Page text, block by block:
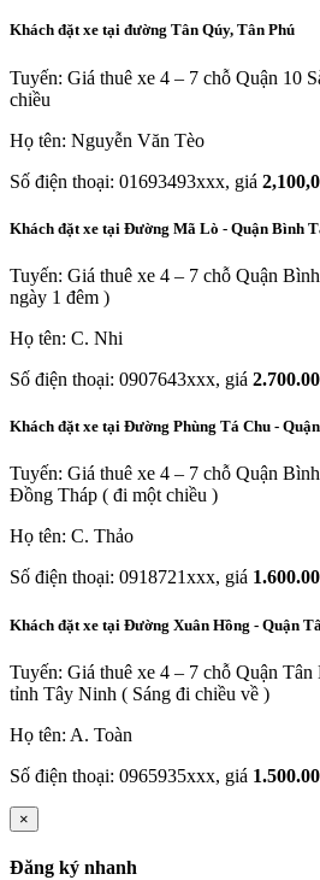
Khách đặt xe tại đường Tân Qúy, Tân Phú
Tuyến: Giá thuê xe 4 – 7 chỗ Quận 10
chiều
Họ tên: Nguyễn Văn Tèo
Số điện thoại: 01693493xxx, giá
Khách đặt xe tại Đường Mã Lò - Quận Bình
Tuyến: Giá thuê xe 4 – 7 chỗ Quận
ngày 1 đêm )
Họ tên: C. Nhi
Số điện thoại: 0907643xxx, giá
Khách đặt xe tại Đường Phùng Tá Chu -
Tuyến: Giá thuê xe 4 – 7 chỗ Quận
Đồng Tháp ( đi một chiều )
Họ tên: C. Thảo
Số điện thoại: 0918721xxx, giá
Khách đặt xe tại Đường Xuân Hồng - Quận
Tuyến: Giá thuê xe 4 – 7 chỗ Quận
tỉnh Tây Ninh ( Sáng đi chiều về )
Họ tên: A. Toàn
Số điện thoại: 0965935xxx, giá
×
Đăng ký nhanh